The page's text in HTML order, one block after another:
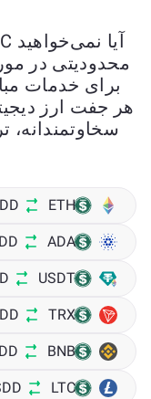
محدودیتی در
برای خدمات
هر جفت ارز
ETH
ADA
USDT
TRX
BNB
LTC